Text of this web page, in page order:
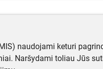
naudojami keturi
Naršydami toliau Jūs